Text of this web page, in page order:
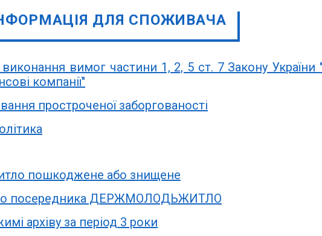
ДЛЯ СПОЖИВАЧА
вимог частини 1, 2, 5 ст. 7 Закону України
компанії"
простроченої заборгованості
пошкоджене або знищене
посередника ДЕРЖМОЛОДЬЖИТЛО
архіву за період 3 роки